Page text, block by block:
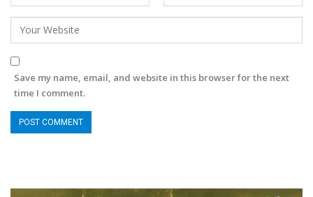
Save my name, email, and website in this browser for the next
time I comment.